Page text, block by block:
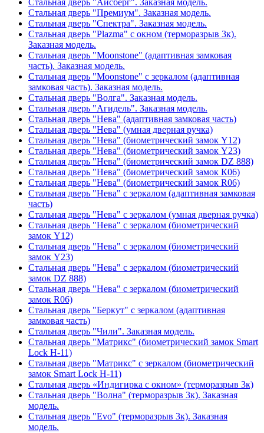
Стальная дверь "Айсберг". Заказная модель.
Стальная дверь "Премиум". Заказная модель.
Стальная дверь "Спектра". Заказная модель.
Стальная дверь "Plazma" с окном (терморазрыв 3к).
Заказная модель.
Стальная дверь "Moonstone" (адаптивная замковая
часть). Заказная модель.
Стальная дверь "Moonstone" с зеркалом (адаптивная
замковая часть). Заказная модель.
Стальная дверь "Волга". Заказная модель.
Стальная дверь "Агидель". Заказная модель.
Стальная дверь "Нева" (адаптивная замковая часть)
Стальная дверь "Нева" (умная дверная ручка)
Стальная дверь "Нева" (биометрический замок Y12)
Стальная дверь "Нева" (биометрический замок Y23)
Стальная дверь "Нева" (биометрический замок DZ 888)
Стальная дверь "Нева" (биометрический замок К06)
Стальная дверь "Нева" (биометрический замок R06)
Стальная дверь "Нева" с зеркалом (адаптивная замковая
часть)
Стальная дверь "Нева" с зеркалом (умная дверная ручка)
Стальная дверь "Нева" с зеркалом (биометрический
замок Y12)
Стальная дверь "Нева" с зеркалом (биометрический
замок Y23)
Стальная дверь "Нева" с зеркалом (биометрический
замок DZ 888)
Стальная дверь "Нева" с зеркалом (биометрический
замок R06)
Стальная дверь "Беркут" с зеркалом (адаптивная
замковая часть)
Стальная дверь "Чили". Заказная модель.
Стальная дверь "Матрикс" (биометрический замок Smart
Lock H-11)
Стальная дверь "Матрикс" с зеркалом (биометрический
замок Smart Lock H-11)
Стальная дверь «Индигирка с окном» (терморазрыв 3к)
Стальная дверь "Волна" (терморазрыв 3к). Заказная
модель.
Стальная дверь "Evo" (терморазрыв 3к). Заказная
модель.